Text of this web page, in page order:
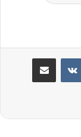
مشاركة عبر البريد